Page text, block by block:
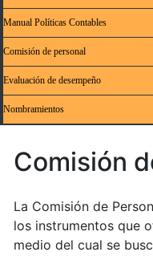
Manual Políticas Contables
Comisión de personal
Evaluación de desempeño
Nombramientos
Comisión
La Comisión de
los instrumentos que
medio del cual se